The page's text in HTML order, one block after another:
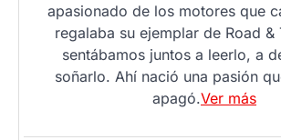
apasionado de los motores que
regalaba su ejemplar de Road &
sentábamos juntos a leerlo, a
soñarlo. Ahí nació una pasión
apagó.Ver más